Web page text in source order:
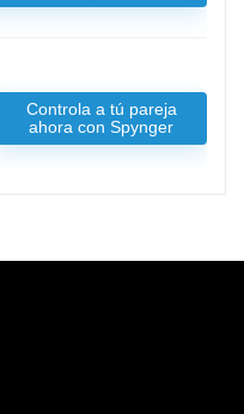
Controla a tú pareja
ahora con Spynger